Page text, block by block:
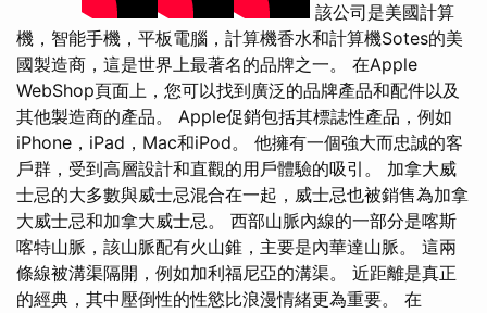
該公司是美國計算
機，智能手機，平板電腦，計算機香水和計算機Sotes的美
國製造商，這是世界上最著名的品牌之一。 在Apple
WebShop頁面上，您可以找到廣泛的品牌產品和配件以及
其他製造商的產品。 Apple促銷包括其標誌性產品，例如
iPhone，iPad，Mac和iPod。 他擁有一個強大而忠誠的客
戶群，受到高層設計和直觀的用戶體驗的吸引。 加拿大威
士忌的大多數與威士忌混合在一起，威士忌也被銷售為加拿
大威士忌和加拿大威士忌。 西部山脈內線的一部分是喀斯
喀特山脈，該山脈配有火山錐，主要是內華達山脈。 這兩
條線被溝渠隔開，例如加利福尼亞的溝渠。 近距離是真正
的經典，其中壓倒性的性慾比浪漫情緒更為重要。 在